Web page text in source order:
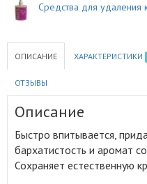
Средства для удаления
ОПИСАНИЕ ХАРАКТЕРИСТИКИ
ОТЗЫВЫ
Описание
Быстро впитывается,
бархатистость и аромат
Сохраняет естественную